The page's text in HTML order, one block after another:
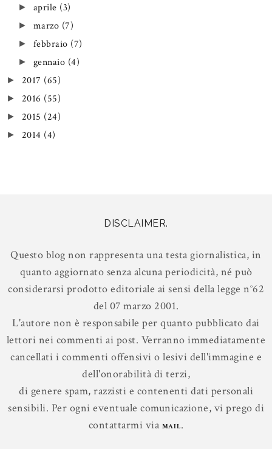
► aprile (3)
► marzo (7)
► febbraio (7)
► gennaio (4)
► 2017 (65)
► 2016 (55)
► 2015 (24)
► 2014 (4)
DISCLAIMER.
Questo blog non rappresenta una testa giornalistica, in
quanto aggiornato senza alcuna periodicità, né può
considerarsi prodotto editoriale ai sensi della legge n°62
del 07 marzo 2001.
L'autore non è responsabile per quanto pubblicato dai
lettori nei commenti ai post. Verranno immediatamente
cancellati i commenti offensivi o lesivi dell'immagine e
dell'onorabilità di terzi,
di genere spam, razzisti e contenenti dati personali
sensibili. Per ogni eventuale comunicazione, vi prego di
contattarmi via MAIL.